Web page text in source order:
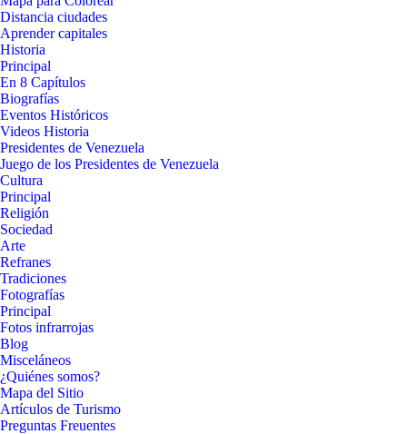
Distancia ciudades
Aprender capitales
Historia
Principal
En 8 Capítulos
Biografías
Eventos Históricos
Videos Historia
Presidentes de Venezuela
Juego de los Presidentes de Venezuela
Cultura
Principal
Religión
Sociedad
Arte
Refranes
Tradiciones
Fotografías
Principal
Fotos infrarrojas
Blog
Misceláneos
¿Quiénes somos?
Mapa del Sitio
Artículos de Turismo
Preguntas Freuentes